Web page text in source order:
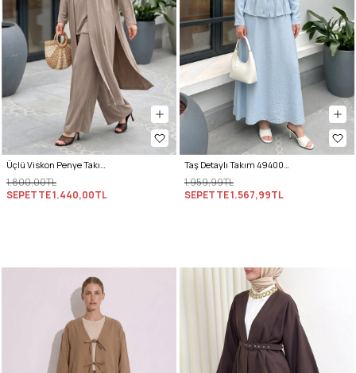
Üçlü Viskon Penye Takım 13205 - VİZON
1.800,00TL
SEPETTE1.440,00TL
Taş Detaylı Takım 494004 - BEBE MAVİSİ
1.959,99TL
SEPETTE1.567,99TL